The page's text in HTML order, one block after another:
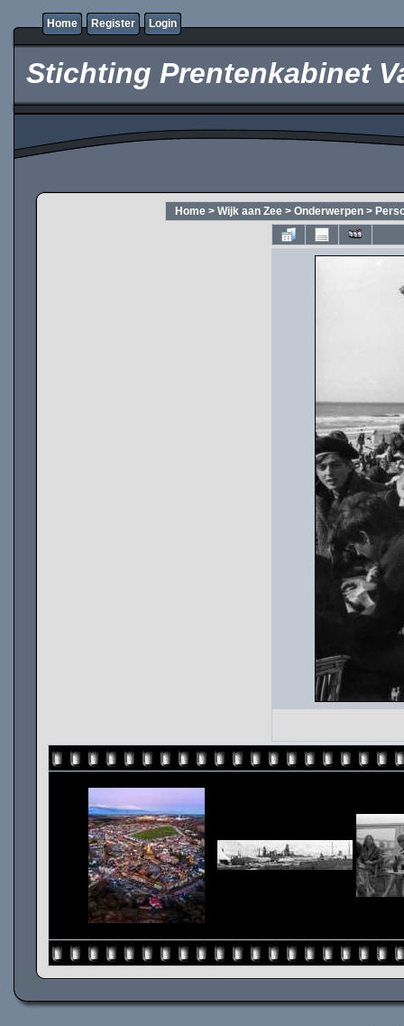
Home Register Login
Stichting Prentenkabinet
Home > Wijk aan Zee > Onderwerpen >